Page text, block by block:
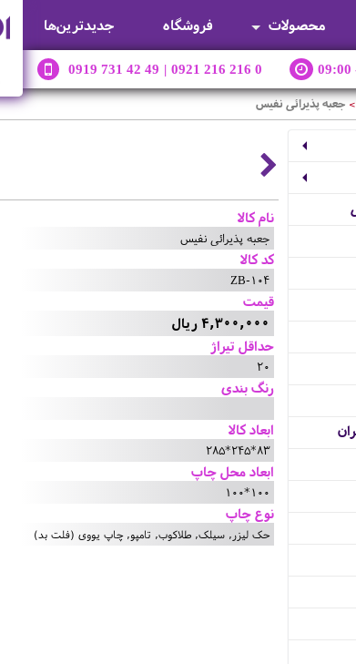
محصولات فروشگاه جديدترين‌ها
0919 731 42 49 | 0921 216 216 0 09:00
> جعبه پذیرائی نفیس
نام کالا
جعبه پذیرائی نفیس
کد کالا
ZB-104
قیمت
4,300,000 ریال
حداقل تیراژ
20
رنگ بندی
ابعاد کالا
83*245*285
ابعاد محل چاپ
100*100
نوع چاپ
حک لیزر, سیلک, طلاکوب, تامپو, چاپ یووی (فلت بد)